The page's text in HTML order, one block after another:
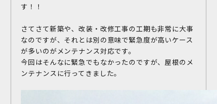
す！！
さてさて新築や、改装・改修工事の工期も非常に大事
なのですが、それとは別の意味で緊急度が高いケース
が多いのがメンテナンス対応です。
今回はそんなに緊急でもなかったのですが、屋根のメ
ンテナンスに行ってきました。